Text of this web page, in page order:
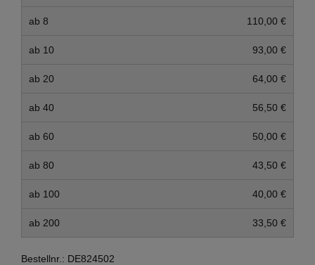
ab 8 110,00 €
ab 10 93,00 €
ab 20 64,00 €
ab 40 56,50 €
ab 60 50,00 €
ab 80 43,50 €
ab 100 40,00 €
ab 200 33,50 €
Bestellnr.: DE824502